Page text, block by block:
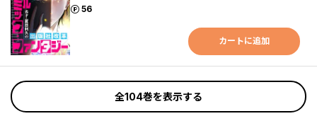
56
ポイント
カートに追加
全104巻を表示する